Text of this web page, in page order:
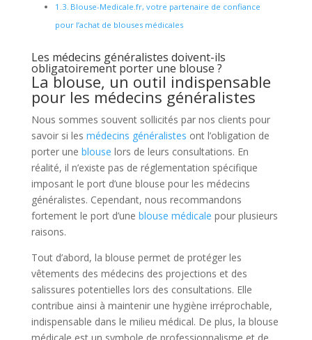
Blouse-Medicale.fr, votre partenaire de confiance
pour l’achat de blouses médicales
Les médecins généralistes doivent-ils
obligatoirement porter une blouse ?
La blouse, un outil indispensable
pour les médecins généralistes
Nous sommes souvent sollicités par nos clients pour
savoir si les médecins généralistes ont l’obligation de
porter une blouse lors de leurs consultations. En
réalité, il n’existe pas de réglementation spécifique
imposant le port d’une blouse pour les médecins
généralistes. Cependant, nous recommandons
fortement le port d’une blouse médicale pour plusieurs
raisons.
Tout d’abord, la blouse permet de protéger les
vêtements des médecins des projections et des
salissures potentielles lors des consultations. Elle
contribue ainsi à maintenir une hygiène irréprochable,
indispensable dans le milieu médical. De plus, la blouse
médicale est un symbole de professionnalisme et de